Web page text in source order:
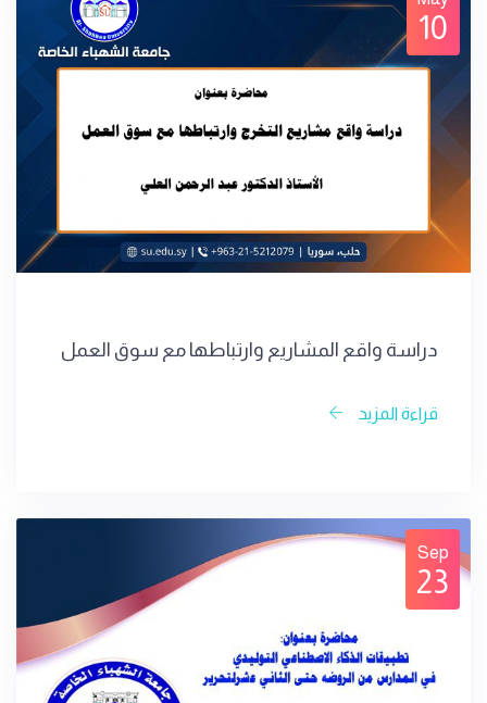
10
دراسة واقع المشاريع وارتباطها مع سوق العمل
قراءة المزيد
Sep
23